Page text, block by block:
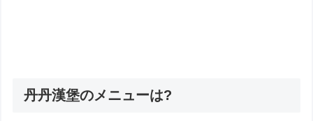
丹丹漢堡のメニューは?